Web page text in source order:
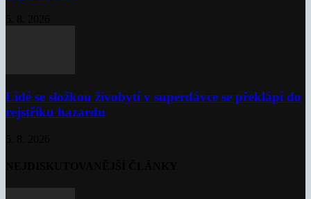
Lidé se složkou živobytí v superdávce se překlápí do
rejstříku hazardu